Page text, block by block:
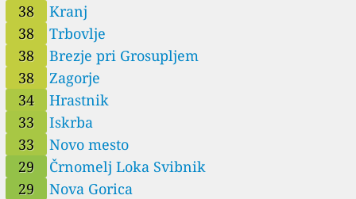
38
Kranj
38
Trbovlje
38
Brezje pri Grosupljem
38
Zagorje
34
Hrastnik
33
Iskrba
33
Novo mesto
29
Črnomelj Loka Svibnik
29
Nova Gorica